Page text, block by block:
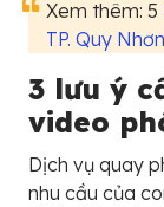
Xem thêm: 5
TP. Quy Nhơn
3 lưu ý
video
Dịch vụ quay
nhu cầu của